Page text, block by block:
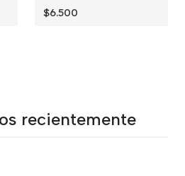
$6.500
recientemente